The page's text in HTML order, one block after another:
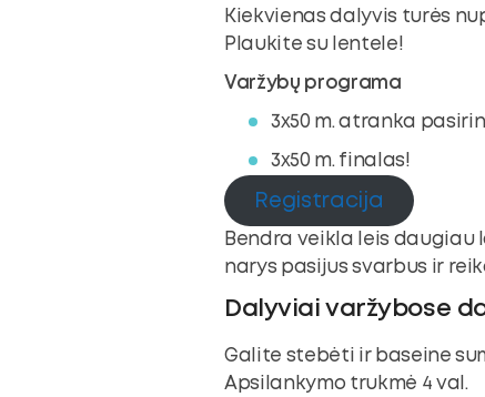
Kiekvienas dalyvis turės
Plaukite su lentele!
Varžybų programa
3x50 m. atranka
3x50 m. finalas!
Registracija
Bendra veikla leis daugiau
narys pasijus svarbus ir
Dalyviai varžybose
Galite stebėti ir baseine
Apsilankymo trukmė 4 val.